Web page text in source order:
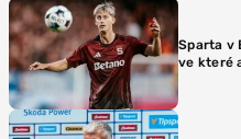
Sparta v
ve které